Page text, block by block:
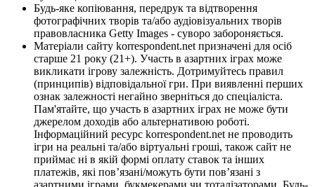
Будь-яке копіювання, передрук та відтворення
фотографічних творів та/або аудіовізуальних творів
правовласника Getty Images - суворо забороняється.
Матеріали сайту korrespondent.net призначені для осіб
старше 21 року (21+). Участь в азартних іграх може
викликати ігрову залежність. Дотримуйтесь правил
(принципів) відповідальної гри. При виявленні перших
ознак залежності негайно зверніться до спеціаліста.
Пам'ятайте, що участь в азартних іграх не може бути
джерелом доходів або альтернативою роботі.
Інформаційний ресурс korrespondent.net не проводить
ігри на реальні та/або віртуальні гроші, також сайт не
приймає ні в якій формі оплату ставок та інших
платежів, які пов’язані/можуть бути пов’язані з
азартними іграми, букмекерами чи тоталізаторами. Будь-